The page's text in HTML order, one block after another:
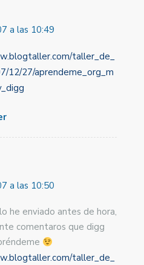
a las 10:49
taller_de_
12/27/aprendeme_org_m
a las 10:50
he enviado antes de hora,
comentaros que digg
taller_de_